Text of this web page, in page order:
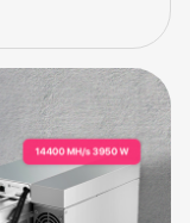
актуальным и